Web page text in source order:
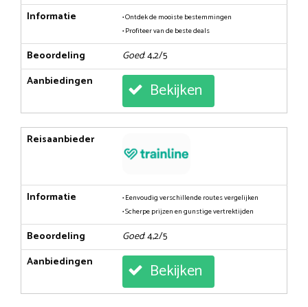
Informatie
• Ontdek de mooiste bestemmingen
• Profiteer van de beste deals
Beoordeling Goed: 4,2/5
Aanbiedingen
Bekijken
Reisaanbieder
Informatie
• Eenvoudig verschillende routes vergelijken
• Scherpe prijzen en gunstige vertrektijden
Beoordeling Goed: 4,2/5
Aanbiedingen
Bekijken